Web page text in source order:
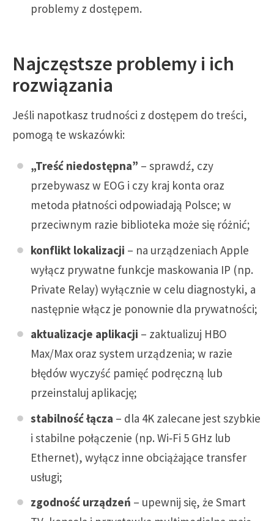
problemy z dostępem.
Najczęstsze problemy i ich
rozwiązania
Jeśli napotkasz trudności z dostępem do treści,
pomogą te wskazówki:
„Treść niedostępna” – sprawdź, czy
przebywasz w EOG i czy kraj konta oraz
metoda płatności odpowiadają Polsce; w
przeciwnym razie biblioteka może się różnić;
konflikt lokalizacji – na urządzeniach Apple
wyłącz prywatne funkcje maskowania IP (np.
Private Relay) wyłącznie w celu diagnostyki, a
następnie włącz je ponownie dla prywatności;
aktualizacje aplikacji – zaktualizuj HBO
Max/Max oraz system urządzenia; w razie
błędów wyczyść pamięć podręczną lub
przeinstaluj aplikację;
stabilność łącza – dla 4K zalecane jest szybkie
i stabilne połączenie (np. Wi‑Fi 5 GHz lub
Ethernet), wyłącz inne obciążające transfer
usługi;
zgodność urządzeń – upewnij się, że Smart